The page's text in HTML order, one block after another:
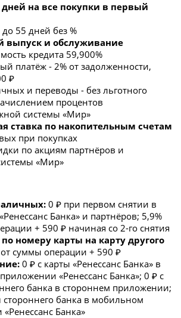
дней на все покупки в первый
до 55 дней без %
выпуск и обслуживание
кредита 59,900%
платёж - 2% от задолженности,
₽
и переводы - без льготного
процентов
системы «Мир»
ставка по накопительным счетам
при покупках
по акциям партнёров и
«Мир»
0 ₽ при первом снятии в
Банка» и партнёров; 5,9%
+ 590 ₽ начиная со 2-го снятия
номеру карты на карту другого
от суммы операции + 590 ₽
0 ₽ с карты «Ренессанс Банка» в
«Ренессанс Банка»; 0 ₽ с
банка в стороннем приложении;
стороннего банка в мобильном
Банка»